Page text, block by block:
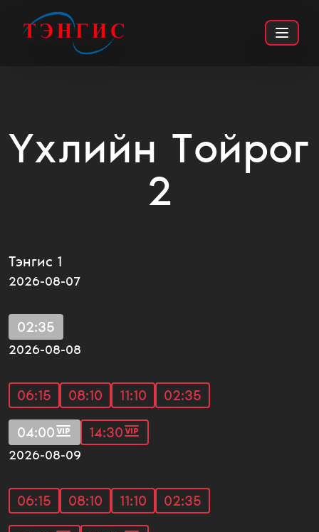
Үхлийн Tойрог
2
Тэнгис 1
2026-08-07
02:35
2026-08-08
06:15 08:10 11:10 02:35
04:00 14:30
2026-08-09
06:15 08:10 11:10 02:35